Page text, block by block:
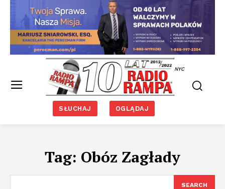
NYC
SŁUCHAJ OGLĄDAJ
Tag: Obóz Zagłady
SEARCH